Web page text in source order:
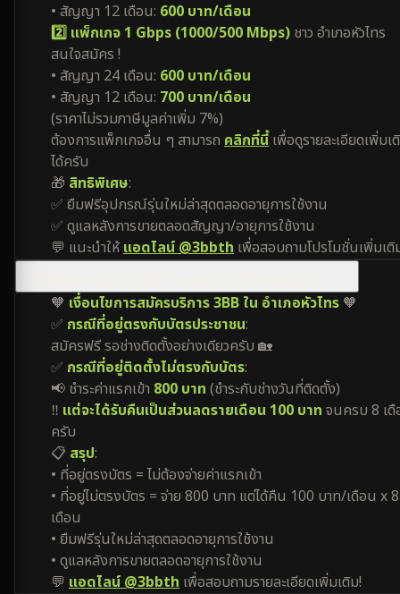
• สัญญา 12 เดือน: 600 บาท/เดือน
2️⃣ แพ็กเกจ 1 Gbps (1000/500 Mbps) ชาว อำเภอหัวไทร
สนใจสมัคร !
• สัญญา 24 เดือน: 600 บาท/เดือน
• สัญญา 12 เดือน: 700 บาท/เดือน
(ราคาไม่รวมภาษีมูลค่าเพิ่ม 7%)
ต้องการแพ็กเกจอื่น ๆ สามารถ คลิกที่นี้เพื่อดูรายละเอียดเพิ่มเ
ได้ครับ
🎁 สิทธิพิเศษ:
✅ ยืมฟรีอุปกรณ์รุ่นใหม่ล่าสุดตลอดอายุการใช้งาน
✅ ดูแลหลังการขายตลอดสัญญา/อายุการใช้งาน
💬 แนะนำให้แอดไลน์ @3bbth เพื่อสอบถามโปรโมชั่นเพิ่มเติ
🧡 เงื่อนไขการสมัครบริการ 3BB ใน อำเภอหัวไทร 🧡
✅ กรณีที่อยู่ตรงกับบัตรประชาชน:
สมัครฟรี รอช่างติดตั้งอย่างเดียวครับ 🏡
✅ กรณีที่อยู่ติดตั้งไม่ตรงกับบัตร:
📢 ชำระค่าแรกเข้า 800 บาท (ชำระกับช่างวันที่ติดตั้ง)
‼️ แต่จะได้รับคืนเป็นส่วนลดรายเดือน 100 บาท จนครบ 8 เ
ครับ
📋 สรุป:
• ที่อยู่ตรงบัตร = ไม่ต้องจ่ายค่าแรกเข้า
• ที่อยู่ไม่ตรงบัตร = จ่าย 800 บาท แต่ได้คืน 100 บาท/เดือน x 8
เดือน
• ยืมฟรีรุ่นใหม่ล่าสุดตลอดอายุการใช้งาน
• ดูแลหลังการขายตลอดอายุการใช้งาน
💬 แอดไลน์ @3bbth เพื่อสอบถามรายละเอียดเพิ่มเติม!